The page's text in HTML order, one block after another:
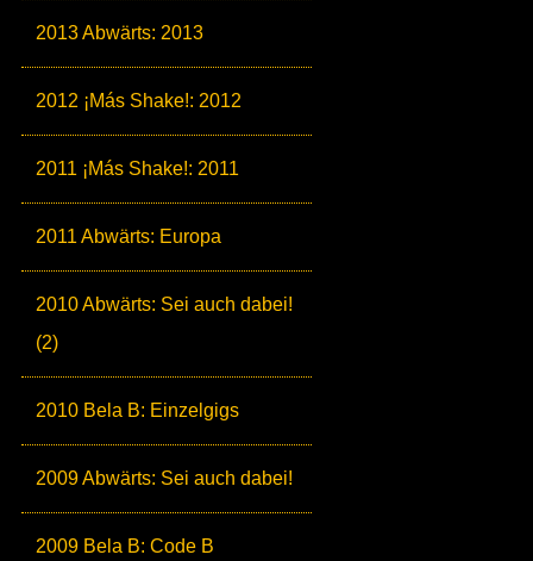
2013 Abwärts: 2013
2012 ¡Más Shake!: 2012
2011 ¡Más Shake!: 2011
2011 Abwärts: Europa
2010 Abwärts: Sei auch dabei!
(2)
2010 Bela B: Einzelgigs
2009 Abwärts: Sei auch dabei!
2009 Bela B: Code B